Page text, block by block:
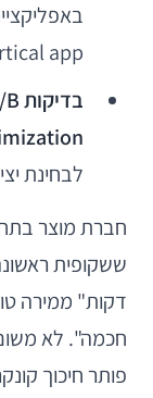
app.
לבחינת
חברת מוצר
דקות" ממירה
חכמה". לא משום
פותר חיכוך